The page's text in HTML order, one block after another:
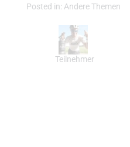
Posted in: Andere Themen
Teilnehmer